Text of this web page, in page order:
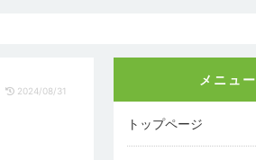
2024/08/31
メニュー
トップページ